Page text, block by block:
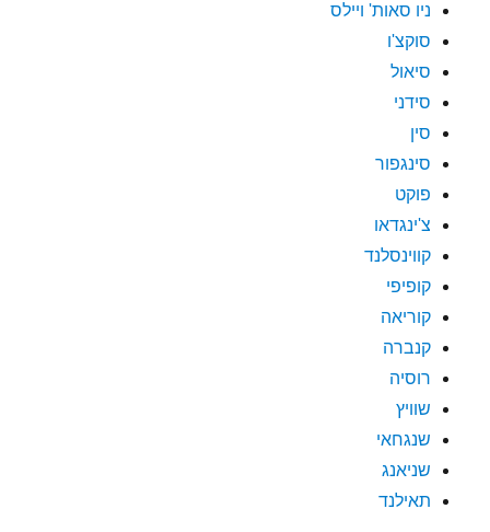
ניו סאות' ויילס
סוקצ'ו
סיאול
סידני
סין
סינגפור
פוקט
צ'ינגדאו
קווינסלנד
קופיפי
קוריאה
קנברה
רוסיה
שוויץ
שנגחאי
שניאנג
תאילנד